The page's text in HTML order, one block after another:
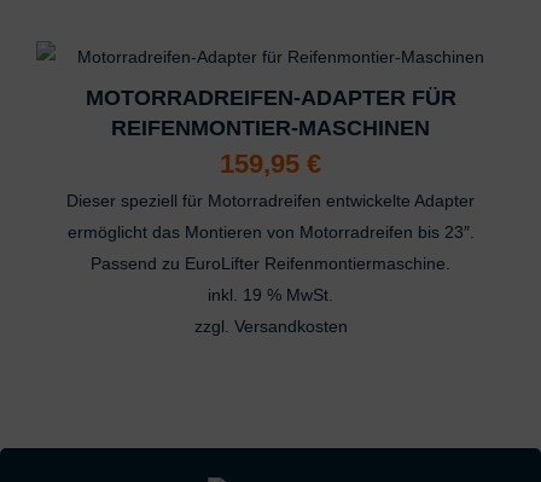
Produktseite
gewählt
werden
MOTORRADREIFEN-ADAPTER FÜR
REIFENMONTIER-MASCHINEN
159,95 €
Dieser speziell für Motorradreifen entwickelte Adapter
ermöglicht das Montieren von Motorradreifen bis 23″.
Passend zu EuroLifter Reifenmontiermaschine.
inkl. 19 % MwSt.
zzgl. Versandkosten
Verwendung reduzierter Daten zur Auswahl von Inhalten
Besondere Features:
Verwendung genauer Standortdaten